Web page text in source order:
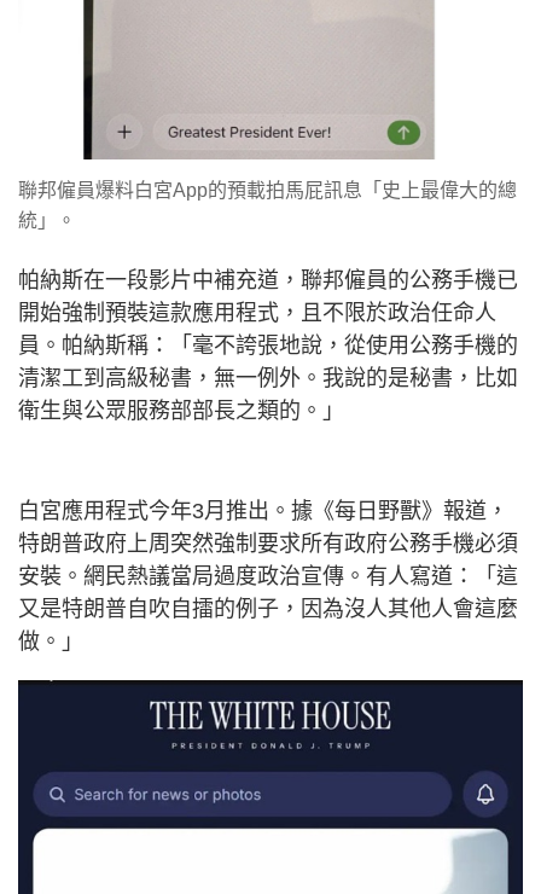
聯邦僱員爆料白宮App的預載拍馬屁訊息「史上最偉大的總
統」。
帕納斯在一段影片中補充道，聯邦僱員的公務手機已
開始強制預裝這款應用程式，且不限於政治任命人
員。帕納斯稱：「毫不誇張地說，從使用公務手機的
清潔工到高級秘書，無一例外。我說的是秘書，比如
衛生與公眾服務部部長之類的。」
白宮應用程式今年3月推出。據《每日野獸》報道，
特朗普政府上周突然強制要求所有政府公務手機必須
安裝。網民熱議當局過度政治宣傳。有人寫道：「這
又是特朗普自吹自擂的例子，因為沒人其他人會這麼
做。」